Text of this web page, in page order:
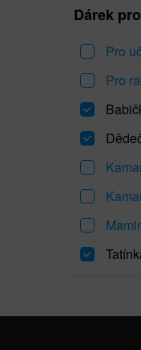
Dárek pro
Pro
Pro